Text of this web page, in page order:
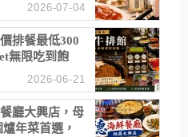
2026-07-04
排餐最低300
無限吃到飽
2026-06-21
廳大興店，母
年菜首選，